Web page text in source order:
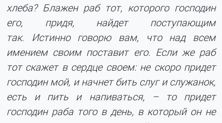
хлеба? Блажен раб тот, которого господин
его, придя, найдет поступающим
так. Истинно говорю вам, что над всем
имением своим поставит его. Если же раб
тот скажет в сердце своем: не скоро придет
господин мой, и начнет бить слуг и служанок,
есть и пить и напиваться, – то придет
господин раба того в день, в который он не